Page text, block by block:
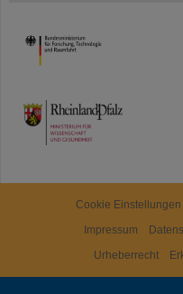
HMWK
TMWWDG
Cookie Einstellungen
Impressum
Urheberrecht